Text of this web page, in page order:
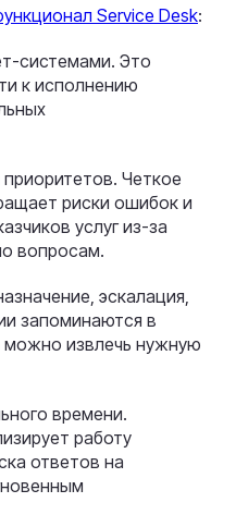
Service Desk:
системами. Это
к исполнению
Четкое
риски ошибок и
услуг из-за
вопросам.
эскалация,
запоминаются в
можно извлечь нужную
времени.
работу
ответов на